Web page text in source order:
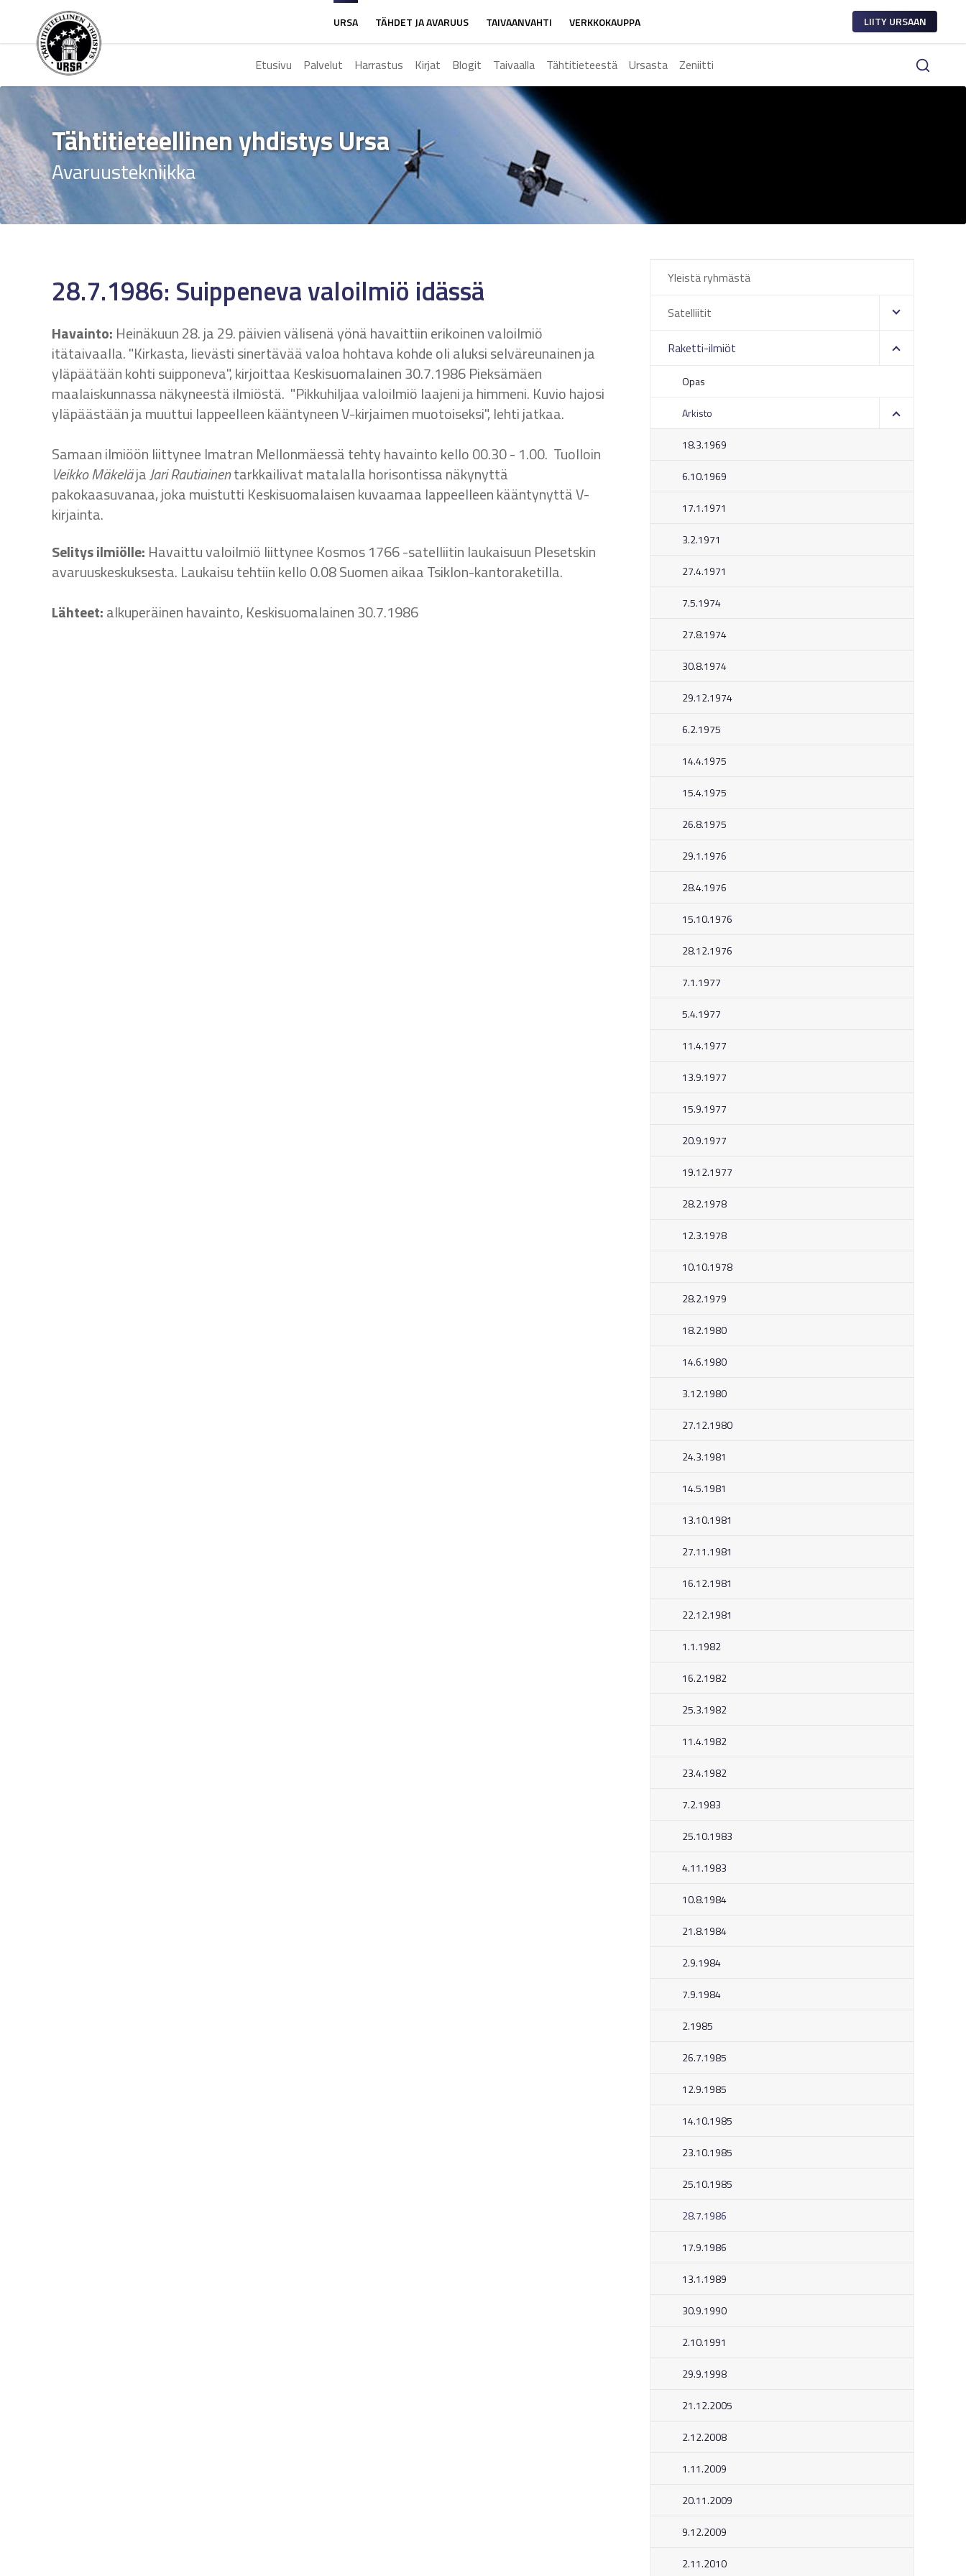
LIITY URSAAN
URSA TÄHDET JA AVARUUS TAIVAANVAHTI VERKKOKAUPPA
Etusivu Palvelut Harrastus Kirjat Blogit Taivaalla Tähtitieteestä Ursasta Zeniitti
Tähtitieteellinen yhdistys Ursa
Avaruustekniikka
28.7.1986: Suippeneva valoilmiö idässä
Havainto: Heinäkuun 28. ja 29. päivien välisenä yönä havaittiin erikoinen valoilmiö
itätaivaalla. "Kirkasta, lievästi sinertävää valoa hohtava kohde oli aluksi selväreunainen ja
yläpäätään kohti suipponeva", kirjoittaa Keskisuomalainen 30.7.1986 Pieksämäen
maalaiskunnassa näkyneestä ilmiöstä. "Pikkuhiljaa valoilmiö laajeni ja himmeni. Kuvio hajosi
yläpäästään ja muuttui lappeelleen kääntyneen V-kirjaimen muotoiseksi", lehti jatkaa.
Samaan ilmiöön liittynee Imatran Mellonmäessä tehty havainto kello 00.30 - 1.00. Tuolloin
Veikko MäkeläjaJari Rautiainentarkkailivat matalalla horisontissa näkynyttä
pakokaasuvanaa, joka muistutti Keskisuomalaisen kuvaamaa lappeelleen kääntynyttä V-
kirjainta.
Selitys ilmiölle: Havaittu valoilmiö liittynee Kosmos 1766 -satelliitin laukaisuun Plesetskin
avaruuskeskuksesta. Laukaisu tehtiin kello 0.08 Suomen aikaa Tsiklon-kantoraketilla.
Lähteet:alkuperäinen havainto, Keskisuomalainen 30.7.1986
Yleistä ryhmästä
Satelliitit
Raketti-ilmiöt
Opas
Arkisto
18.3.1969
6.10.1969
17.1.1971
3.2.1971
27.4.1971
7.5.1974
27.8.1974
30.8.1974
29.12.1974
6.2.1975
14.4.1975
15.4.1975
26.8.1975
29.1.1976
28.4.1976
15.10.1976
28.12.1976
7.1.1977
5.4.1977
11.4.1977
13.9.1977
15.9.1977
20.9.1977
19.12.1977
28.2.1978
12.3.1978
10.10.1978
28.2.1979
18.2.1980
14.6.1980
3.12.1980
27.12.1980
24.3.1981
14.5.1981
13.10.1981
27.11.1981
16.12.1981
22.12.1981
1.1.1982
16.2.1982
25.3.1982
11.4.1982
23.4.1982
7.2.1983
25.10.1983
4.11.1983
10.8.1984
21.8.1984
2.9.1984
7.9.1984
2.1985
26.7.1985
12.9.1985
14.10.1985
23.10.1985
25.10.1985
28.7.1986
17.9.1986
13.1.1989
30.9.1990
2.10.1991
29.9.1998
21.12.2005
2.12.2008
1.11.2009
20.11.2009
9.12.2009
2.11.2010